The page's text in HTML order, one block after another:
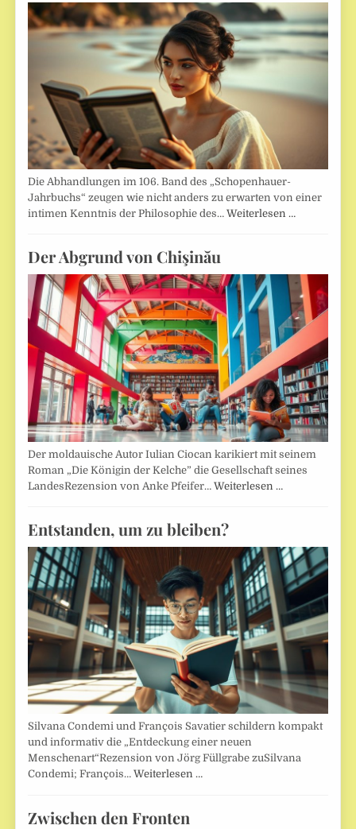
Die Abhandlungen im 106. Band des „Schopenhauer-
Jahrbuchs“ zeugen wie nicht anders zu erwarten von einer
intimen Kenntnis der Philosophie des…Weiterlesen …
Der Abgrund von Chişinău
Der moldauische Autor Iulian Ciocan karikiert mit seinem
Roman „Die Königin der Kelche” die Gesellschaft seines
LandesRezension von Anke Pfeifer…Weiterlesen …
Entstanden, um zu bleiben?
Silvana Condemi und François Savatier schildern kompakt
und informativ die „Entdeckung einer neuen
Menschenart“Rezension von Jörg Füllgrabe zuSilvana
Condemi; François…Weiterlesen …
Zwischen den Fronten